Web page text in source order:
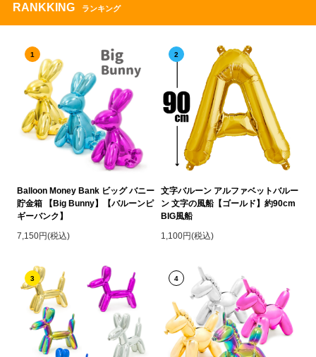
RANKKING ランキング
1
Balloon Money Bank ビッグ バニー
貯金箱 【Big Bunny】【バルーンピ
ギーバンク】
7,150円(税込)
2
文字バルーン アルファベットバルー
ン 文字の風船【ゴールド】約90cm
BIG風船
1,100円(税込)
3 4